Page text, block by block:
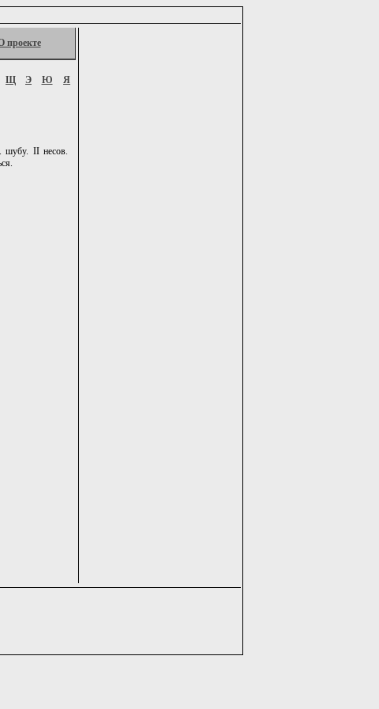
проекте
Щ Э Ю Я
шубу. II несов.